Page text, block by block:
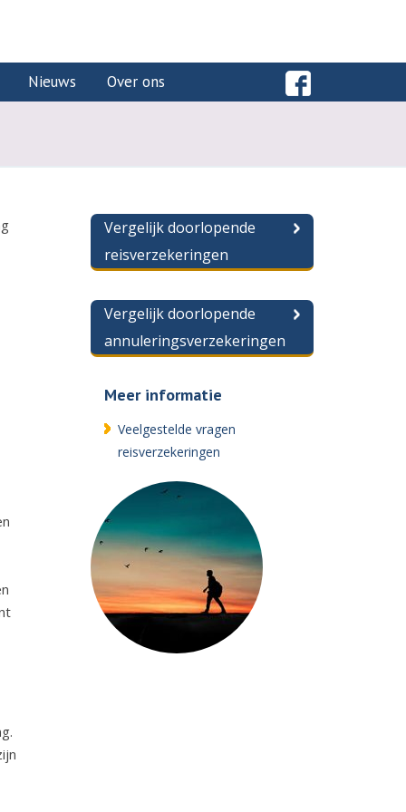
Nieuws Over ons
Vergelijk doorlopende
reisverzekeringen
Vergelijk doorlopende
annuleringsverzekeringen
Meer informatie
Veelgestelde vragen
reisverzekeringen